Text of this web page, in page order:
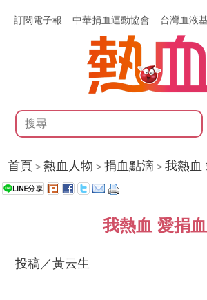
訂閱電子報 中華捐血運動協會 台灣血液
首頁 >熱血人物 >捐血點滴 >我熱血
我熱血 愛捐血
投稿／黃云生